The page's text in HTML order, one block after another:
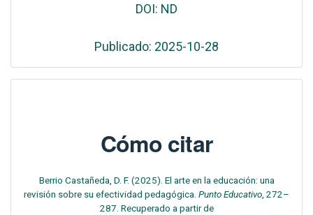
DOI: ND
Publicado: 2025-10-28
Cómo citar
Berrio Castañeda, D. F. (2025). El arte en la educación: una
revisión sobre su efectividad pedagógica. Punto Educativo , 272–
287. Recuperado a partir de